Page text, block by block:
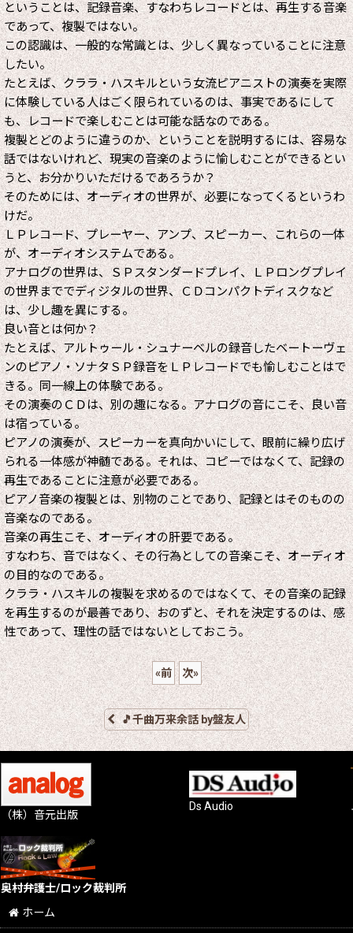
ということは、記録音楽、すなわちレコードとは、再生する音楽
であって、複製ではない。
この認識は、一般的な常識とは、少しく異なっていることに注意
したい。
たとえば、クララ・ハスキルという女流ピアニストの演奏を実際
に体験している人はごく限られているのは、事実であるにして
も、レコードで楽しむことは可能な話なのである。
複製とどのように違うのか、ということを説明するには、容易な
話ではないけれど、現実の音楽のように愉しむことができるとい
うと、お分かりいただけるであろうか？
そのためには、オーディオの世界が、必要になってくるというわ
けだ。
ＬＰレコード、プレーヤー、アンプ、スピーカー、これらの一体
が、オーディオシステムである。
アナログの世界は、ＳＰスタンダードプレイ、ＬＰロングプレイ
の世界まででディジタルの世界、ＣＤコンパクトディスクなど
は、少し趣を異にする。
良い音とは何か？
たとえば、アルトゥール・シュナーベルの録音したベートーヴェ
ンのピアノ・ソナタＳＰ録音をＬＰレコードでも愉しむことはで
きる。同一線上の体験である。
その演奏のＣＤは、別の趣になる。アナログの音にこそ、良い音
は宿っている。
ピアノの演奏が、スピーカーを真向かいにして、眼前に繰り広げ
られる一体感が神髄である。それは、コピーではなくて、記録の
再生であることに注意が必要である。
ピアノ音楽の複製とは、別物のことであり、記録とはそのものの
音楽なのである。
音楽の再生こそ、オーディオの肝要である。
すなわち、音ではなく、その行為としての音楽こそ、オーディオ
の目的なのである。
クララ・ハスキルの複製を求めるのではなくて、その音楽の記録
を再生するのが最善であり、おのずと、それを決定するのは、感
性であって、理性の話ではないとしておこう。
«前 次»
🎵千曲万来余話 by盤友人
（株）音元出版
Ds Audio
奥村弁護士/ロック裁判所
ホーム